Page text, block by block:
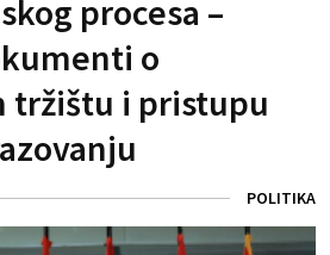
procesa –
o
tržištu i pristupu
POLITIKA